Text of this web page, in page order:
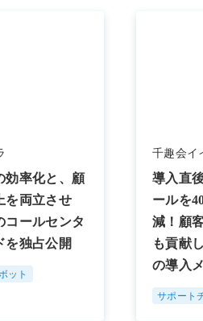
効率化と、顧
を両立させ
コールセンタ
を独占公開
ット
千趣会イ
導入直
ールを
減！顧
も貢献
の導入
サポート